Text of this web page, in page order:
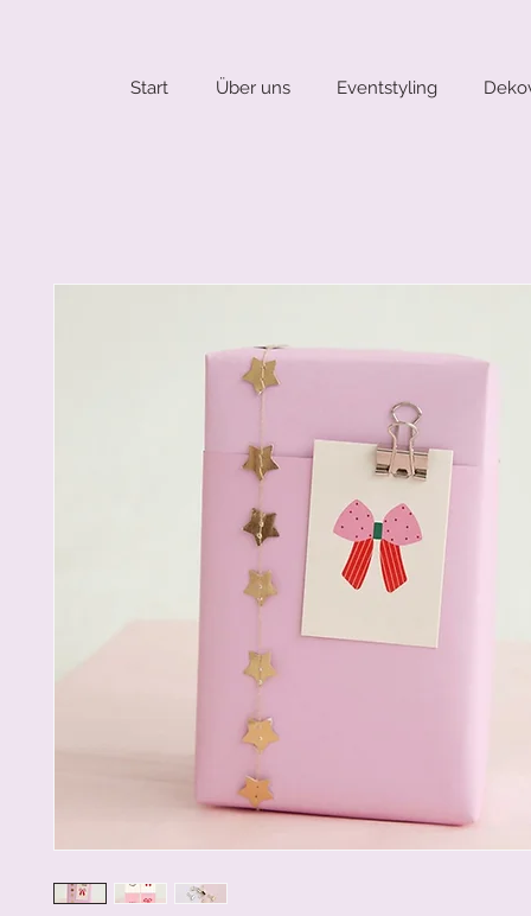
Start Über uns Eventstyling